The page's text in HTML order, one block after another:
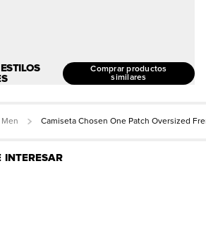
Comprar productos
similares
Men Camiseta Chosen One Patch Oversized
INTERESAR